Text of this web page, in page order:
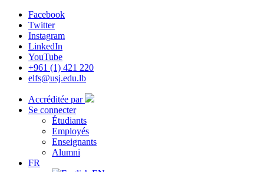
Facebook
Twitter
Instagram
LinkedIn
YouTube
+961 (1) 421 220
elfs@usj.edu.lb
Accréditée par
Se connecter
Étudiants
Employés
Enseignants
Alumni
FR